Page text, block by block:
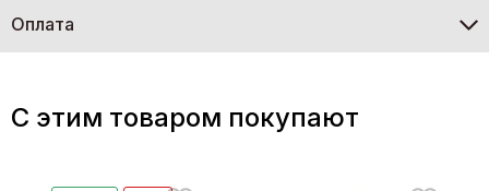
Оплата
C этим товаром покупают